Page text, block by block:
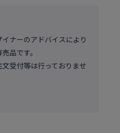
ナーのアドバイスにより
品です。
受付等は行っておりませ